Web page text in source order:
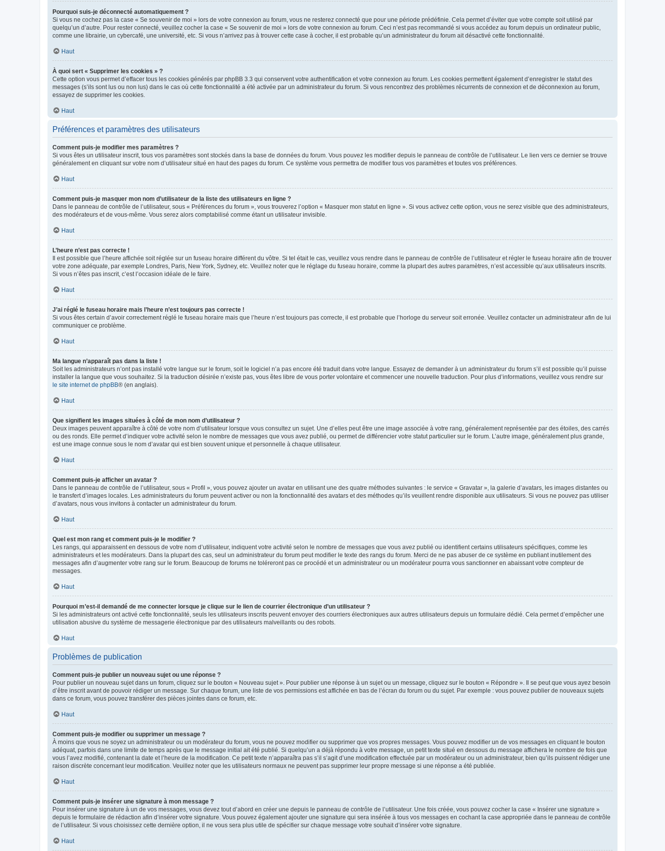
Pourquoi suis-je déconnecté automatiquement ?
Si vous ne cochez pas la case « Se souvenir de moi » lors de votre connexion au forum, vous ne resterez connecté que pour une période prédéfinie. Cela permet d’éviter que votre compte soit utilisé par
quelqu’un d’autre. Pour rester connecté, veuillez cocher la case « Se souvenir de moi » lors de votre connexion au forum. Ceci n’est pas recommandé si vous accédez au forum depuis un ordinateur public,
comme une librairie, un cybercafé, une université, etc. Si vous n’arrivez pas à trouver cette case à cocher, il est probable qu’un administrateur du forum ait désactivé cette fonctionnalité.
Haut
À quoi sert « Supprimer les cookies » ?
Cette option vous permet d’effacer tous les cookies générés par phpBB 3.3 qui conservent votre authentification et votre connexion au forum. Les cookies permettent également d’enregistrer le statut des
messages (s’ils sont lus ou non lus) dans le cas où cette fonctionnalité a été activée par un administrateur du forum. Si vous rencontrez des problèmes récurrents de connexion et de déconnexion au forum,
essayez de supprimer les cookies.
Haut
Préférences et paramètres des utilisateurs
Comment puis-je modifier mes paramètres ?
Si vous êtes un utilisateur inscrit, tous vos paramètres sont stockés dans la base de données du forum. Vous pouvez les modifier depuis le panneau de contrôle de l’utilisateur. Le lien vers ce dernier se trouve
généralement en cliquant sur votre nom d’utilisateur situé en haut des pages du forum. Ce système vous permettra de modifier tous vos paramètres et toutes vos préférences.
Haut
Comment puis-je masquer mon nom d’utilisateur de la liste des utilisateurs en ligne ?
Dans le panneau de contrôle de l’utilisateur, sous « Préférences du forum », vous trouverez l’option « Masquer mon statut en ligne ». Si vous activez cette option, vous ne serez visible que des administrateurs,
des modérateurs et de vous-même. Vous serez alors comptabilisé comme étant un utilisateur invisible.
Haut
L’heure n’est pas correcte !
Il est possible que l’heure affichée soit réglée sur un fuseau horaire différent du vôtre. Si tel était le cas, veuillez vous rendre dans le panneau de contrôle de l’utilisateur et régler le fuseau horaire afin de trouver
votre zone adéquate, par exemple Londres, Paris, New York, Sydney, etc. Veuillez noter que le réglage du fuseau horaire, comme la plupart des autres paramètres, n’est accessible qu’aux utilisateurs inscrits.
Si vous n’êtes pas inscrit, c’est l’occasion idéale de le faire.
Haut
J’ai réglé le fuseau horaire mais l’heure n’est toujours pas correcte !
Si vous êtes certain d’avoir correctement réglé le fuseau horaire mais que l’heure n’est toujours pas correcte, il est probable que l’horloge du serveur soit erronée. Veuillez contacter un administrateur afin de lui
communiquer ce problème.
Haut
Ma langue n’apparaît pas dans la liste !
Soit les administrateurs n’ont pas installé votre langue sur le forum, soit le logiciel n’a pas encore été traduit dans votre langue. Essayez de demander à un administrateur du forum s’il est possible qu’il puisse
installer la langue que vous souhaitez. Si la traduction désirée n’existe pas, vous êtes libre de vous porter volontaire et commencer une nouvelle traduction. Pour plus d’informations, veuillez vous rendre sur
le site internet de phpBB® (en anglais).
Haut
Que signifient les images situées à côté de mon nom d’utilisateur ?
Deux images peuvent apparaître à côté de votre nom d’utilisateur lorsque vous consultez un sujet. Une d’elles peut être une image associée à votre rang, généralement représentée par des étoiles, des carrés
ou des ronds. Elle permet d’indiquer votre activité selon le nombre de messages que vous avez publié, ou permet de différencier votre statut particulier sur le forum. L’autre image, généralement plus grande,
est une image connue sous le nom d’avatar qui est bien souvent unique et personnelle à chaque utilisateur.
Haut
Comment puis-je afficher un avatar ?
Dans le panneau de contrôle de l’utilisateur, sous « Profil », vous pouvez ajouter un avatar en utilisant une des quatre méthodes suivantes : le service « Gravatar », la galerie d’avatars, les images distantes ou
le transfert d’images locales. Les administrateurs du forum peuvent activer ou non la fonctionnalité des avatars et des méthodes qu’ils veuillent rendre disponible aux utilisateurs. Si vous ne pouvez pas utiliser
d’avatars, nous vous invitons à contacter un administrateur du forum.
Haut
Quel est mon rang et comment puis-je le modifier ?
Les rangs, qui apparaissent en dessous de votre nom d’utilisateur, indiquent votre activité selon le nombre de messages que vous avez publié ou identifient certains utilisateurs spécifiques, comme les
administrateurs et les modérateurs. Dans la plupart des cas, seul un administrateur du forum peut modifier le texte des rangs du forum. Merci de ne pas abuser de ce système en publiant inutilement des
messages afin d’augmenter votre rang sur le forum. Beaucoup de forums ne toléreront pas ce procédé et un administrateur ou un modérateur pourra vous sanctionner en abaissant votre compteur de
messages.
Haut
Pourquoi m’est-il demandé de me connecter lorsque je clique sur le lien de courrier électronique d’un utilisateur ?
Si les administrateurs ont activé cette fonctionnalité, seuls les utilisateurs inscrits peuvent envoyer des courriers électroniques aux autres utilisateurs depuis un formulaire dédié. Cela permet d’empêcher une
utilisation abusive du système de messagerie électronique par des utilisateurs malveillants ou des robots.
Haut
Problèmes de publication
Comment puis-je publier un nouveau sujet ou une réponse ?
Pour publier un nouveau sujet dans un forum, cliquez sur le bouton « Nouveau sujet ». Pour publier une réponse à un sujet ou un message, cliquez sur le bouton « Répondre ». Il se peut que vous ayez besoin
d’être inscrit avant de pouvoir rédiger un message. Sur chaque forum, une liste de vos permissions est affichée en bas de l’écran du forum ou du sujet. Par exemple : vous pouvez publier de nouveaux sujets
dans ce forum, vous pouvez transférer des pièces jointes dans ce forum, etc.
Haut
Comment puis-je modifier ou supprimer un message ?
À moins que vous ne soyez un administrateur ou un modérateur du forum, vous ne pouvez modifier ou supprimer que vos propres messages. Vous pouvez modifier un de vos messages en cliquant le bouton
adéquat, parfois dans une limite de temps après que le message initial ait été publié. Si quelqu’un a déjà répondu à votre message, un petit texte situé en dessous du message affichera le nombre de fois que
vous l’avez modifié, contenant la date et l’heure de la modification. Ce petit texte n’apparaîtra pas s’il s’agit d’une modification effectuée par un modérateur ou un administrateur, bien qu’ils puissent rédiger une
raison discrète concernant leur modification. Veuillez noter que les utilisateurs normaux ne peuvent pas supprimer leur propre message si une réponse a été publiée.
Haut
Comment puis-je insérer une signature à mon message ?
Pour insérer une signature à un de vos messages, vous devez tout d’abord en créer une depuis le panneau de contrôle de l’utilisateur. Une fois créée, vous pouvez cocher la case « Insérer une signature »
depuis le formulaire de rédaction afin d’insérer votre signature. Vous pouvez également ajouter une signature qui sera insérée à tous vos messages en cochant la case appropriée dans le panneau de contrôle
de l’utilisateur. Si vous choisissez cette dernière option, il ne vous sera plus utile de spécifier sur chaque message votre souhait d’insérer votre signature.
Haut